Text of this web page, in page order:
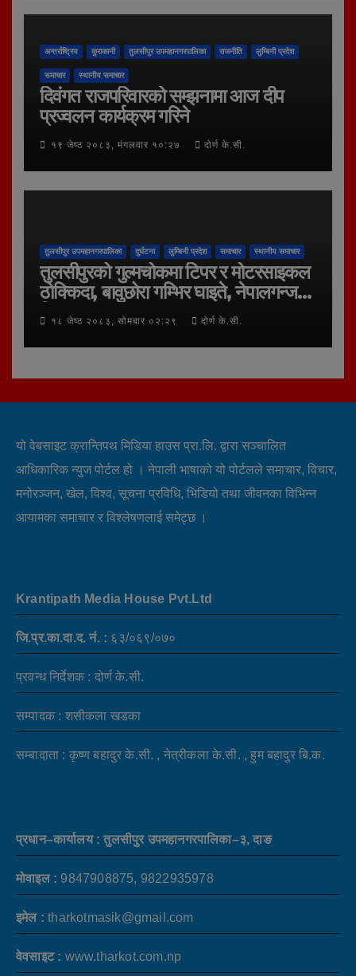
अन्तर्राष्ट्रिय कुराकानी तुलसीपुर उपमहानगरपालिका राजनीति लुम्बिनी प्रदेश
समाचार स्थानीय समाचार
दिवंगत राजपरिवारको सम्झनामा आज दीप
प्रज्वलन कार्यक्रम गरिने
१९ जेष्ठ २०८३, मंगलवार १०:२७ दोर्ण के.सी.
तुलसीपुर उपमहानगरपालिका दुर्घटना लुम्बिनी प्रदेश समाचार स्थानीय समाचार
तुलसीपुरको गुल्मचोकमा टिपर र मोटरसाइकल
ठोक्किदा, बावुछोरा गम्भिर घाइते, नेपालगन्ज
रिफर
१८ जेष्ठ २०८३, सोमबार ०२:२९ दोर्ण के.सी.
यो वेबसाइट क्रान्तिपथ मिडिया हाउस प्रा.लि. द्वारा सञ्चालित
आधिकारिक न्युज पोर्टल हो । नेपाली भाषाको यो पोर्टलले समाचार, विचार,
मनोरञ्जन, खेल, विश्व, सूचना प्रविधि, भिडियो तथा जीवनका विभिन्न
आयामका समाचार र विश्लेषणलाई समेट्छ ।
Krantipath Media House Pvt.Ltd
जि.प्र.का.दा.द. नं. : ६३/०६९/०७०
प्रवन्ध निर्देशक : दोर्ण के.सी.
सम्पादक : शसीकला खडका
सम्बादाता : कृष्ण बहादुर के.सी. , नेत्रीकला के.सी. , हुम बहादुर बि.क.
प्रधान–कार्यालय : तुलसीपुर उपमहानगरपालिका–३, दाङ
मोवाइल : 9847908875, 9822935978
इमेल :tharkotmasik@gmail.com
वेवसाइट : www.tharkot.com.np